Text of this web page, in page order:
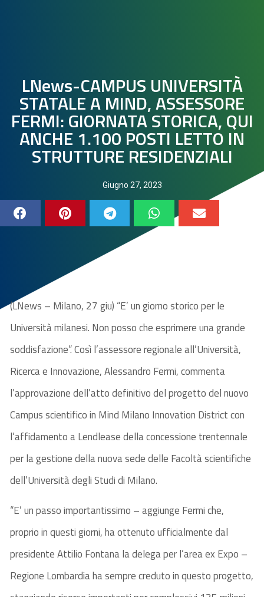
LNews-CAMPUS UNIVERSITÀ
STATALE A MIND, ASSESSORE
FERMI: GIORNATA STORICA, QUI
ANCHE 1.100 POSTI LETTO IN
STRUTTURE RESIDENZIALI
Giugno 27, 2023
(LNews – Milano, 27 giu) “E’ un giorno storico per le
Università milanesi. Non posso che esprimere una grande
soddisfazione”. Così l’assessore regionale all’Università,
Ricerca e Innovazione, Alessandro Fermi, commenta
l’approvazione dell’atto definitivo del progetto del nuovo
Campus scientifico in Mind Milano Innovation District con
l’affidamento a Lendlease della concessione trentennale
per la gestione della nuova sede delle Facoltà scientifiche
dell’Università degli Studi di Milano.
“E’ un passo importantissimo – aggiunge Fermi che,
proprio in questi giorni, ha ottenuto ufficialmente dal
presidente Attilio Fontana la delega per l’area ex Expo –
Regione Lombardia ha sempre creduto in questo progetto,